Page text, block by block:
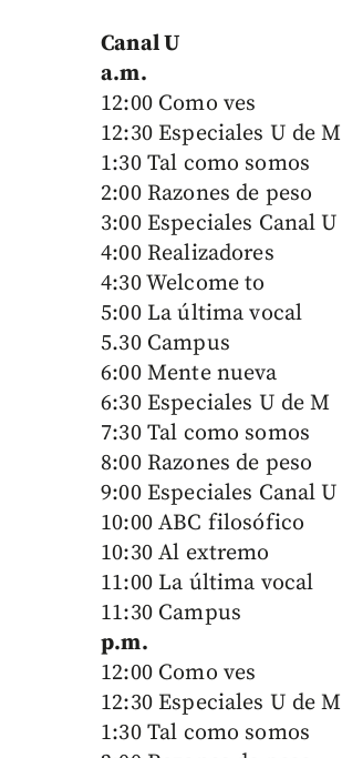
Canal U
a.m.
12:00 Como ves
12:30 Especiales U de M
1:30 Tal como somos
2:00 Razones de peso
3:00 Especiales Canal U
4:00 Realizadores
4:30 Welcome to
5:00 La última vocal
5.30 Campus
6:00 Mente nueva
6:30 Especiales U de M
7:30 Tal como somos
8:00 Razones de peso
9:00 Especiales Canal U
10:00 ABC filosófico
10:30 Al extremo
11:00 La última vocal
11:30 Campus
p.m.
12:00 Como ves
12:30 Especiales U de M
1:30 Tal como somos